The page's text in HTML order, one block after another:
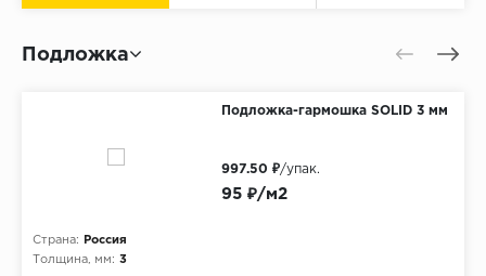
Подложка
Подложка-гармошка SOLID 3 мм
Страна:
Россия
Толщина, мм: 3
95 ₽/м2
997.50 ₽/упак.